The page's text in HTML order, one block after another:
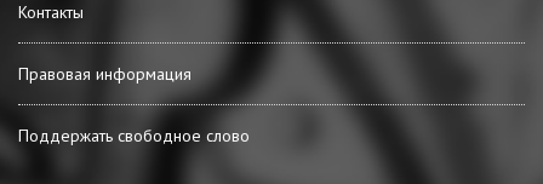
Контакты
Правовая информация
Поддержать свободное слово